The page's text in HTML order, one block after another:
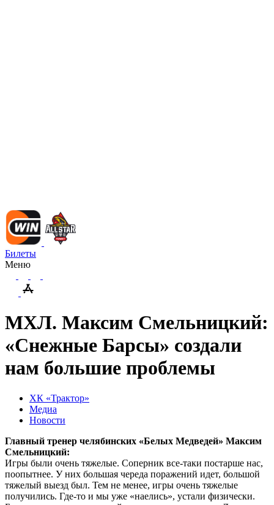
Билеты
Меню
МХЛ. Максим Смельницкий:
«Снежные Барсы» создали
нам большие проблемы
ХК «Трактор»
Медиа
Новости
Главный тренер челябинских «Белых Медведей» Максим
Смельницкий:
Игры были очень тяжелые. Соперник все-таки постарше нас,
поопытнее. У них большая череда поражений идет, большой
тяжелый выезд был. Тем не менее, игры очень тяжелые
получились. Где-то и мы уже «наелись», устали физически.